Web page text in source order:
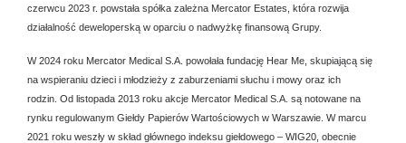
czerwcu 2023 r. powstała spółka zależna Mercator Estates, która rozwija
działalność deweloperską w oparciu o nadwyżkę finansową Grupy.
W 2024 roku Mercator Medical S.A. powołała fundację Hear Me, skupiającą się
na wspieraniu dzieci i młodzieży z zaburzeniami słuchu i mowy oraz ich
rodzin. Od listopada 2013 roku akcje Mercator Medical S.A. są notowane na
rynku regulowanym Giełdy Papierów Wartościowych w Warszawie. W marcu
2021 roku weszły w skład głównego indeksu giełdowego – WIG20, obecnie